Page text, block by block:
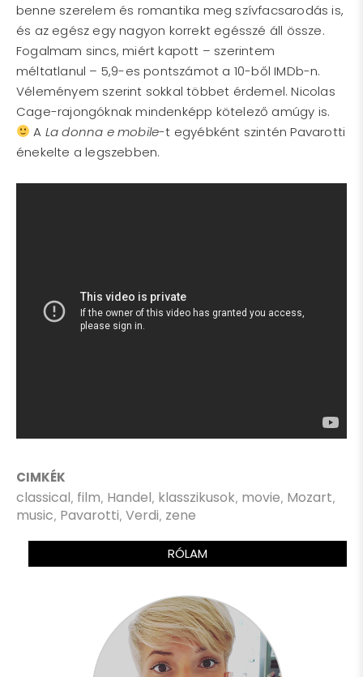
benne szerelem és romantika meg szívfacsarodás is,
és az egész egy nagyon korrekt egésszé áll össze.
Fogalmam sincs, miért kapott – szerintem
méltatlanul – 5,9-es pontszámot a 10-ből IMDb-n.
Véleményem szerint sokkal többet érdemel. Nicolas
Cage-rajongóknak mindenképp kötelező amúgy is.
A La donna e mobile-t egyébként szintén Pavarotti
énekelte a legszebben.
CIMKÉK
classical, film, Handel, klasszikusok, movie, Mozart,
music, Pavarotti, Verdi, zene
RÓLAM